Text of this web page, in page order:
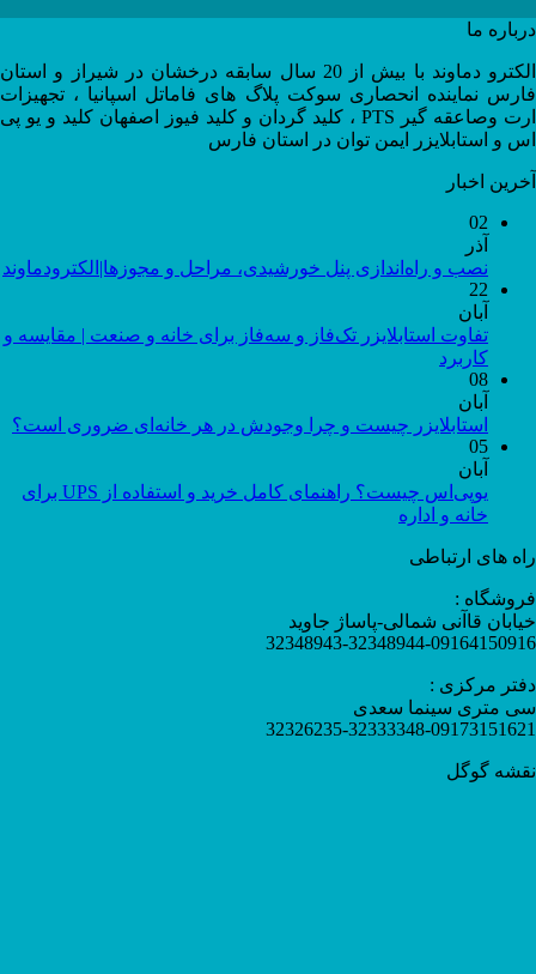
درباره ما
الکترو دماوند با بیش از 20 سال سابقه درخشان در شیراز و استان
فارس نماینده انحصاری سوکت پلاگ های فاماتل اسپانیا ، تجهیزات
ارت وصاعقه گیر PTS ، کلید گردان و کلید فیوز اصفهان کلید و یو پی
اس و استابلایزر ایمن توان در استان فارس
آخرین اخبار
02
آذر
نصب و راه‌اندازی پنل خورشیدی، مراحل و مجوزها|الکترودماوند
22
آبان
تفاوت استابلایزر تک‌فاز و سه‌فاز برای خانه و صنعت | مقایسه و
کاربرد
08
آبان
استابلایزر چیست و چرا وجودش در هر خانه‌ای ضروری است؟
05
آبان
یوپی‌اس چیست؟ راهنمای کامل خرید و استفاده از UPS برای
خانه و اداره
راه های ارتباطی
فروشگاه :
خیابان قاآنی شمالی-پاساژ جاوید
32348943-32348944-09164150916
دفتر مرکزی :
سی متری سینما سعدی
32326235-32333348-09173151621
نقشه گوگل